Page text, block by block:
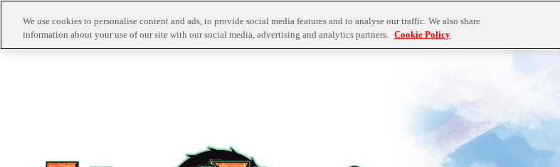
トピックス
We use cookies to personalise content and ads, to provide social media features and to analyse our traffic. We also share
information about your use of our site with our social media, advertising and analytics partners. Cookie Policy